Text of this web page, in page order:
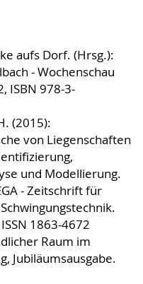
aufs Dorf. (Hrsg.):
- Wochenschau
ISBN 978-3-
(2015):
von Liegenschaften
und Modellierung.
- Zeitschrift für
1863-4672
Raum im
Jubiläumsausgabe.